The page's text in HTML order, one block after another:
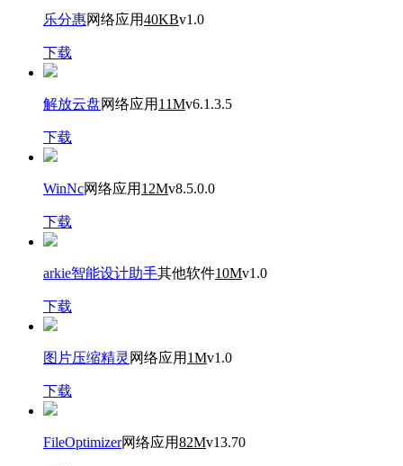
乐分惠网络应用40KBv1.0
下载
解放云盘网络应用 11Mv6.1.3.5
下载
WinNc网络应用 12Mv8.5.0.0
下载
arkie智能设计助手其他软件10Mv1.0
下载
图片压缩精灵 网络应用 1Mv1.0
下载
FileOptimizer网络应用82Mv13.70